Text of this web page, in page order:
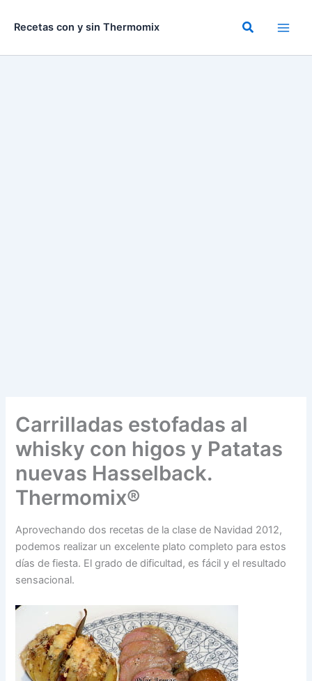
Recetas con y sin Thermomix Buscar
Carrilladas estofadas al
whisky con higos y Patatas
nuevas Hasselback.
Thermomix®
Aprovechando dos recetas de la clase de Navidad 2012,
podemos realizar un excelente plato completo para estos
días de fiesta. El grado de dificultad, es fácil y el resultado
sensacional.